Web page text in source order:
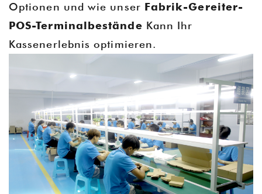
Optionen und wie unser Fabrik-Gereiter-
POS-Terminalbestände Kann Ihr
Kassenerlebnis optimieren.